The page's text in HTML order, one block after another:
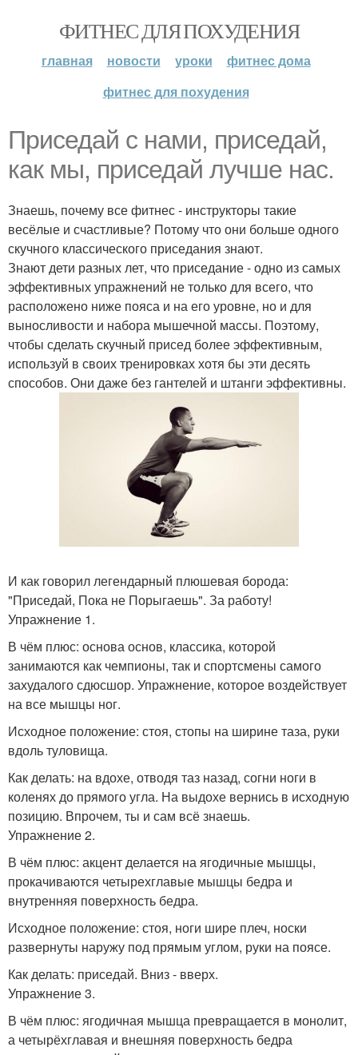
ФИТНЕС ДЛЯ ПОХУДЕНИЯ
главная новости уроки
фитнес дома
фитнес для похудения
Приседай с нами, приседай,
как мы, приседай лучше нас.
Знаешь, почему все фитнес - инструкторы такие
весёлые и счастливые? Потому что они больше одного
скучного классического приседания знают.
Знают дети разных лет, что приседание - одно из самых
эффективных упражнений не только для всего, что
расположено ниже пояса и на его уровне, но и для
выносливости и набора мышечной массы. Поэтому,
чтобы сделать скучный присед более эффективным,
используй в своих тренировках хотя бы эти десять
способов. Они даже без гантелей и штанги эффективны.
И как говорил легендарный плюшевая борода:
"Приседай, Пока не Порыгаешь". За работу!
Упражнение 1.
В чём плюс: основа основ, классика, которой
занимаются как чемпионы, так и спортсмены самого
захудалого сдюсшор. Упражнение, которое воздействует
на все мышцы ног.
Исходное положение: стоя, стопы на ширине таза, руки
вдоль туловища.
Как делать: на вдохе, отводя таз назад, согни ноги в
коленях до прямого угла. На выдохе вернись в исходную
позицию. Впрочем, ты и сам всё знаешь.
Упражнение 2.
В чём плюс: акцент делается на ягодичные мышцы,
прокачиваются четырехглавые мышцы бедра и
внутренняя поверхность бедра.
Исходное положение: стоя, ноги шире плеч, носки
развернуты наружу под прямым углом, руки на поясе.
Как делать: приседай. Вниз - вверх.
Упражнение 3.
В чём плюс: ягодичная мышца превращается в монолит,
а четырёхглавая и внешняя поверхность бедра